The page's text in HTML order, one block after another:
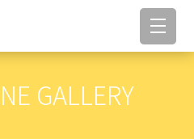
GALLERY